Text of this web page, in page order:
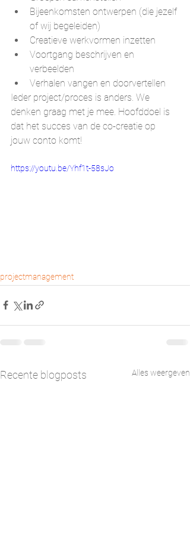
Bijeenkomsten ontwerpen (die jezelf
of wij begeleiden)
Creatieve werkvormen inzetten
Voortgang beschrijven en
verbeelden
Verhalen vangen en doorvertellen
Ieder project/proces is anders. We
denken graag met je mee. Hoofddoel is
dat het succes van de co-creatie op
jouw conto komt!
https://youtu.be/Yhf1t-58sJo
projectmanagement
Recente blogposts Alles weergeven